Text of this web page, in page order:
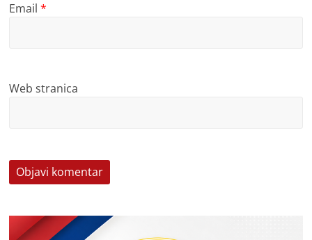
Email*
Web stranica